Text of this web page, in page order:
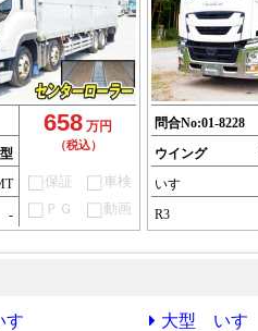
-
658 万円
（税込）
保証
車検
ＰＧ
動画
問合No:01-8228
ウイング
いすゞ
R3
ゞ 大型 いすゞ